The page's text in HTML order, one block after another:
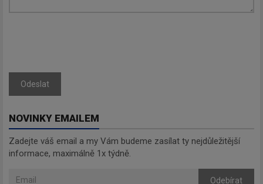
Odeslat
NOVINKY EMAILEM
Zadejte váš email a my Vám budeme zasílat ty nejdůležitější
informace, maximálně 1x týdně.
Odebírat